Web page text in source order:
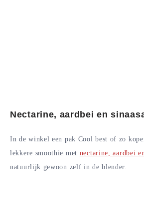
Nectarine, aardbei en
In de winkel een pak Cool best of zo
lekkere smoothie met nectarine, aardbei
natuurlijk gewoon zelf in de blender.